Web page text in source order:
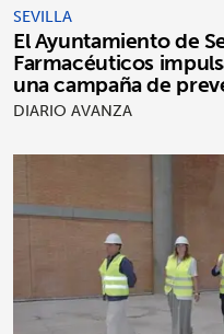
SEVILLA
El Ayuntamiento de
Farmacéuticos
una campaña de
Nilo occidental
DIARIO AVANZA